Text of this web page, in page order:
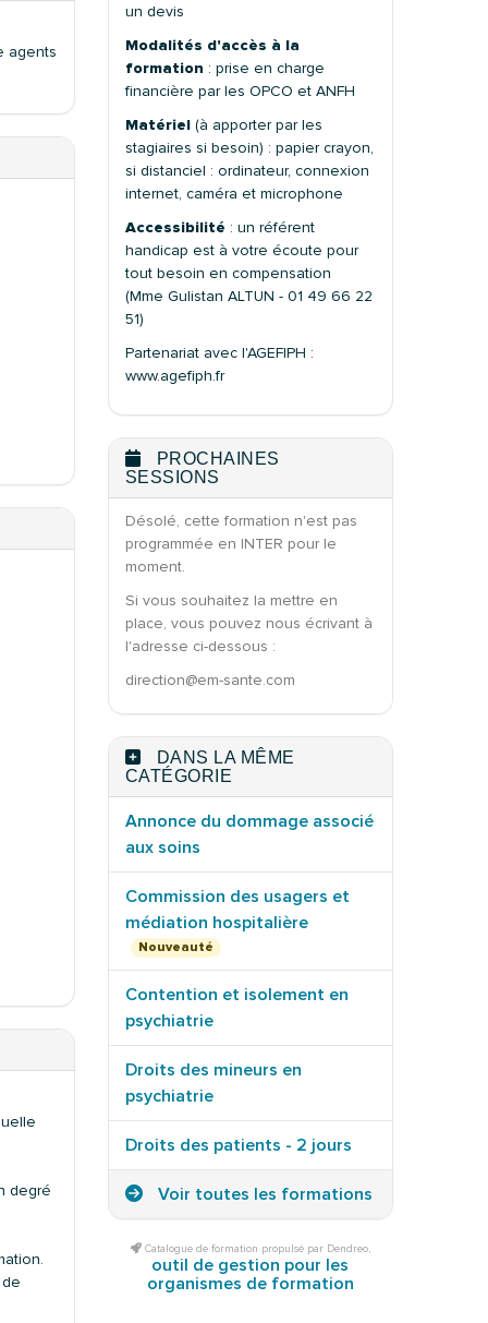
agents
degré
un devis
Modalités d'accès à la
formation : prise en charge
financière par les OPCO et ANFH
Matériel (à apporter par les
stagiaires si besoin) : papier crayon,
si distanciel : ordinateur, connexion
internet, caméra et microphone
Accessibilité : un référent
handicap est à votre écoute pour
tout besoin en compensation
(Mme Gulistan ALTUN - 01 49 66 22
51)
Partenariat avec l'AGEFIPH :
www.agefiph.fr
PROCHAINES
SESSIONS
Désolé, cette formation n'est pas
programmée en INTER pour le
moment.
Si vous souhaitez la mettre en
place, vous pouvez nous écrivant à
l'adresse ci-dessous :
direction@em-sante.com
DANS LA MÊME
CATÉGORIE
Annonce du dommage associé
aux soins
Commission des usagers et
médiation hospitalière
Nouveauté
Contention et isolement en
psychiatrie
Droits des mineurs en
psychiatrie
Droits des patients - 2 jours
Voir toutes les formations
Catalogue de formation propulsé par Dendreo,
outil de gestion pour les
organismes de formation